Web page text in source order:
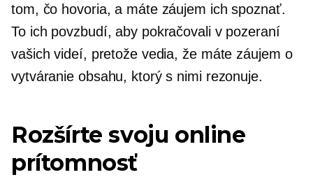
tom, čo hovoria, a máte záujem ich spoznať.
To ich povzbudí, aby pokračovali v pozeraní
vašich videí, pretože vedia, že máte záujem o
vytváranie obsahu, ktorý s nimi rezonuje.
Rozšírte svoju online
prítomnosť